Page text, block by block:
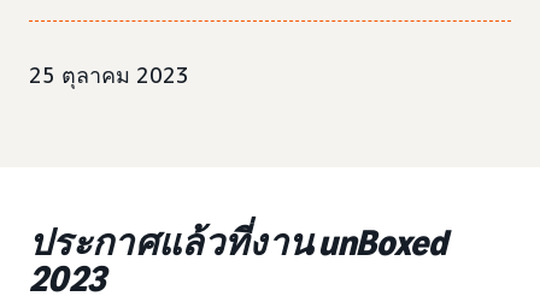
25 ตุลาคม 2023
ประกาศแล้วที่งาน unBoxed
2023